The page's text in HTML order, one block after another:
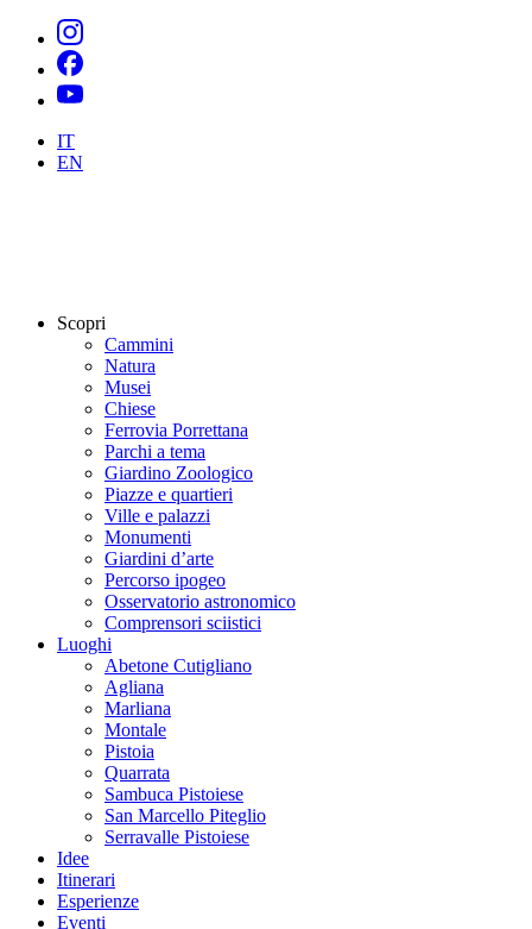
IT
EN
Scopri
Cammini
Natura
Musei
Chiese
Ferrovia Porrettana
Parchi a tema
Giardino Zoologico
Piazze e quartieri
Ville e palazzi
Monumenti
Giardini d’arte
Percorso ipogeo
Osservatorio astronomico
Comprensori sciistici
Luoghi
Abetone Cutigliano
Agliana
Marliana
Montale
Pistoia
Quarrata
Sambuca Pistoiese
San Marcello Piteglio
Serravalle Pistoiese
Idee
Itinerari
Esperienze
Eventi